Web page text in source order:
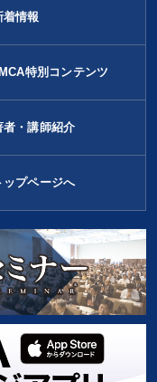
着情報
特別コンテンツ
者・講師紹介
ップページへ